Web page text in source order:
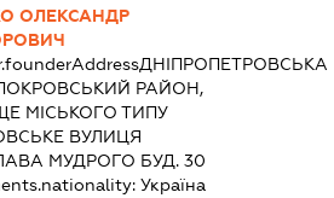
ОЛЕКСАНДР
ДНІПРОПЕТРОВСЬКА
РАЙОН,
МІСЬКОГО ТИПУ
ВУЛИЦЯ
МУДРОГО БУД. 30
Україна